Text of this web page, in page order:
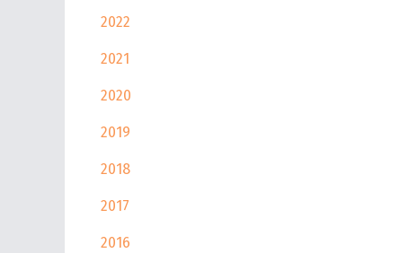
2022
2021
2020
2019
2018
2017
2016